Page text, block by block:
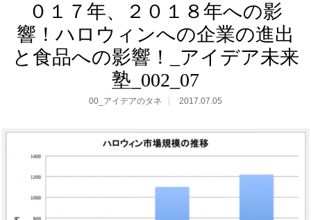
０１７年、２０１８年への影
響！ハロウィンへの企業の進出
と食品への影響！_アイデア未来
塾_002_07
00_アイデアのタネ 2017.07.05